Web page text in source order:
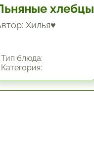
хлебцы
Хилья♥
блюда: